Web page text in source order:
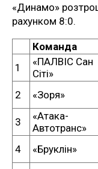
«Динамо»
рахунком 8:0.
Команда
1
«ПАЛВІС Сан
Сіті»
2 «Зоря»
3
«Атака-
Автотранс»
4 «Бруклін»